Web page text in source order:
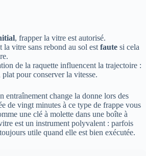
, frapper la vitre est autorisé.
la vitre sans rebond au sol est faute si cela
de la raquette influencent la trajectoire :
pour conserver la vitesse.
entraînement change la donne lors des
de vingt minutes à ce type de frappe vous
une clé à molette dans une boîte à
est un instrument polyvalent : parfois
utile quand elle est bien exécutée.